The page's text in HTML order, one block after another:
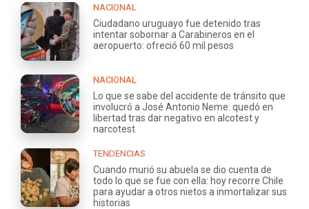
NACIONAL
Ciudadano uruguayo fue detenido tras
intentar sobornar a Carabineros en el
aeropuerto: ofreció 60 mil pesos
NACIONAL
Lo que se sabe del accidente de tránsito que
involucró a José Antonio Neme: quedó en
libertad tras dar negativo en alcotest y
narcotest
TENDENCIAS
Cuando murió su abuela se dio cuenta de
todo lo que se fue con ella: hoy recorre Chile
para ayudar a otros nietos a inmortalizar sus
historias